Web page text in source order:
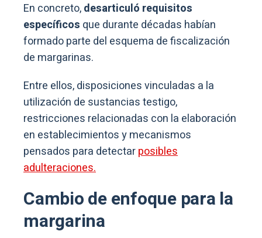
En concreto,desarticuló requisitos
específicos que durante décadas habían
formado parte del esquema de fiscalización
de margarinas.
Entre ellos, disposiciones vinculadas a la
utilización de sustancias testigo,
restricciones relacionadas con la elaboración
en establecimientos y mecanismos
pensados para detectarposibles
adulteraciones.
Cambio de enfoque para la
margarina